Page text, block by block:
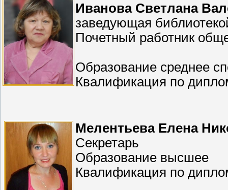
Иванова Светлана
заведующая
Почетный работник
Образование среднее
Квалификация по дипло
Мелентьева Елена
Секретарь
Образование высшее
Квалификация по